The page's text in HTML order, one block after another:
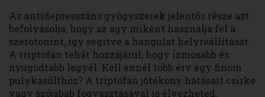
Az antidepresszáns gyógyszerek jelentős része azt
befolyásolja, hogy az agy miként használja fel a
szerotonint, így segítve a hangulat helyreállítását.
A triptofán tehát hozzájárul, hogy izmosabb és
nyugodtabb legyél. Kell ennél több érv egy finom
pulykasülthöz? A triptofán jótékony hatásait csirke
vagy szójabab fogyasztásával is élvezheted.